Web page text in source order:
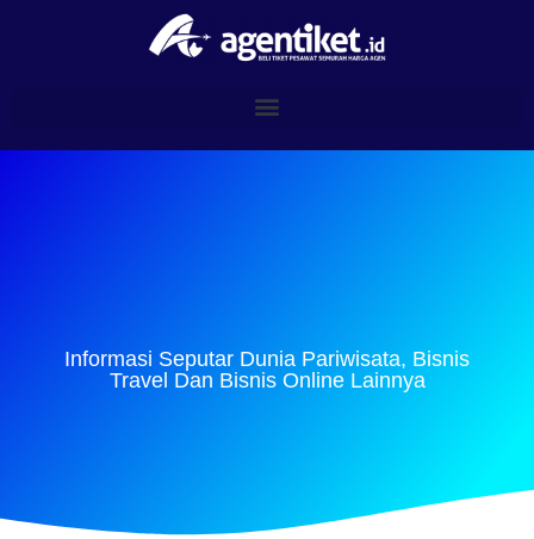
Informasi Seputar Dunia Pariwisata, Bisnis
Travel Dan Bisnis Online Lainnya